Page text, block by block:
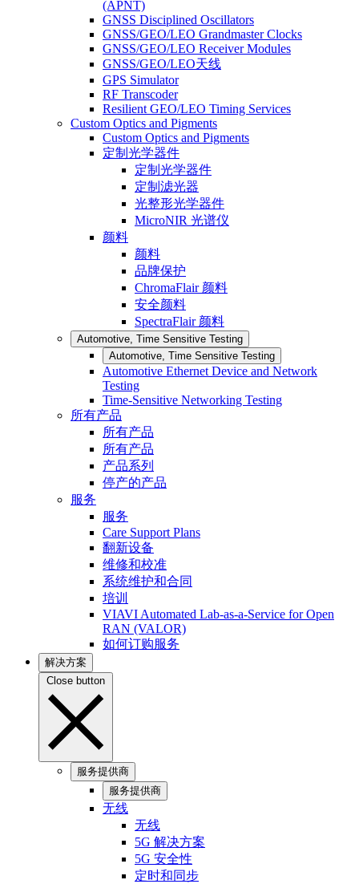
(APNT)
GNSS Disciplined Oscillators
GNSS/GEO/LEO Grandmaster Clocks
GNSS/GEO/LEO Receiver Modules
GNSS/GEO/LEO天线
GPS Simulator
RF Transcoder
Resilient GEO/LEO Timing Services
Custom Optics and Pigments
Custom Optics and Pigments
定制光学器件
定制光学器件
定制滤光器
光整形光学器件
MicroNIR 光谱仪
颜料
颜料
品牌保护
ChromaFlair 颜料
安全颜料
SpectraFlair 颜料
Automotive, Time Sensitive Testing
Automotive, Time Sensitive Testing
Automotive Ethernet Device and Network
Testing
Time-Sensitive Networking Testing
所有产品
所有产品
所有产品
产品系列
停产的产品
服务
服务
Care Support Plans
翻新设备
维修和校准
系统维护和合同
培训
VIAVI Automated Lab-as-a-Service for Open
RAN (VALOR)
如何订购服务
解决方案
Close button
服务提供商
服务提供商
无线
无线
5G 解决方案
5G 安全性
定时和同步